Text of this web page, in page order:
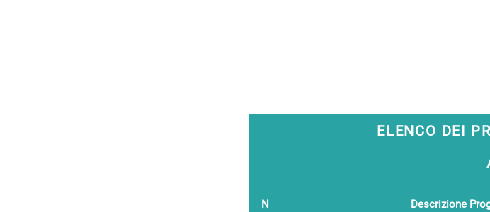
ELENCO DEI
N Descrizione